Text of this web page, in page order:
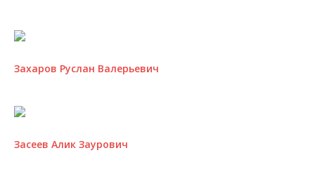
Захаров Руслан Валерьевич
Засеев Алик Заурович